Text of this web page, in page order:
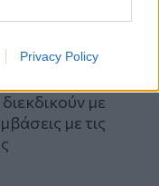
Privacy Policy
με
με τις